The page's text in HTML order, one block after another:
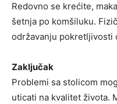
Redovno se krećite,
šetnja po komšiluku.
održavanju pokretljivosti
Zaključak
Problemi sa stolicom
uticati na kvalitet života.